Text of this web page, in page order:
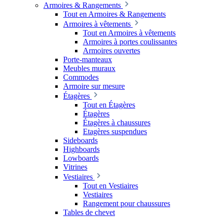
Armoires & Rangements
Tout en Armoires & Rangements
Armoires à vêtements
Tout en Armoires à vêtements
Armoires à portes coulissantes
Armoires ouvertes
Porte-manteaux
Meubles muraux
Commodes
Armoire sur mesure
Étagères
Tout en Étagères
Étagères
Étagères à chaussures
Etagères suspendues
Sideboards
Highboards
Lowboards
Vitrines
Vestiaires
Tout en Vestiaires
Vestiaires
Rangement pour chaussures
Tables de chevet